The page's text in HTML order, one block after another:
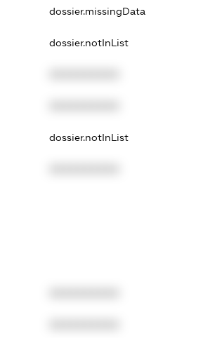
dossier.missingData
dossier.notInList
dossier.notInList